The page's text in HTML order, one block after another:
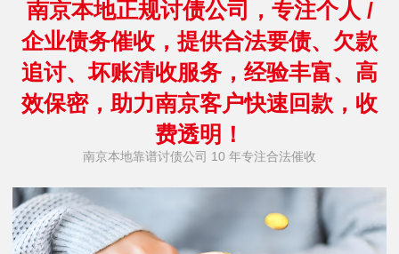
南京本地正规讨债公司，专注个人 /
企业债务催收，提供合法要债、欠款
追讨、坏账清收服务，经验丰富、高
效保密，助力南京客户快速回款，收
费透明！
南京本地靠谱讨债公司 10 年专注合法催收